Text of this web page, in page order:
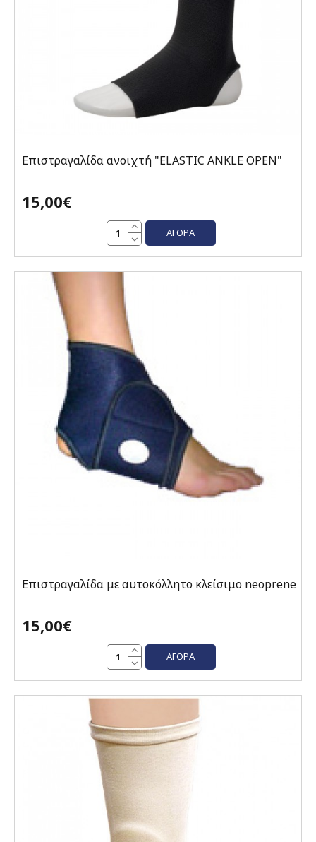
Επιστραγαλίδα ανοιχτή "ELASTIC ANKLE OPEN"
15,00€
ΑΓΟΡΆ
Επιστραγαλίδα με αυτοκόλλητο κλείσιμο neoprene
15,00€
ΑΓΟΡΆ